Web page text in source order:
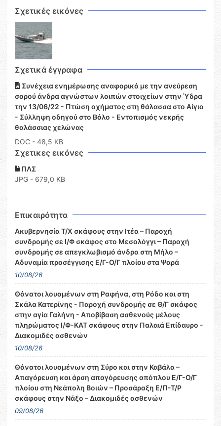
Σχετικές εικόνες
Σχετικά έγγραφα
Συνέχεια ενημέρωσης αναφορικά με την ανεύρεση
σορού άνδρα αγνώστων λοιπών στοιχείων στην Ύδρα
την 13/06/22 - Πτώση οχήματος στη θάλασσα στο Αίγιο
- Σύλληψη οδηγού στο Βόλο - Εντοπισμός νεκρής
θαλάσσιας χελώνας
DOC - 48,5 KB
Σχετικες εικόνες
ΠΛΣ
JPG - 679,0 KB
Επικαιρότητα
Ακυβερνησία Τ/Χ σκάφους στην Ιτέα – Παροχή
συνδρομής σε Ι/Φ σκάφος στο Μεσολόγγι – Παροχή
συνδρομής σε απεγκλωβισμό άνδρα στη Μήλο –
Αδυναμία προσέγγισης Ε/Γ-Ο/Γ πλοίου στα Ψαρά
10/08/26
Θάνατοι λουομένων στη Ραφήνα, στη Ρόδο και στη
Σκάλα Κατερίνης - Παροχή συνδρομής σε Θ/Γ σκάφος
στην αγία Γαλήνη - Αποβίβαση ασθενούς μέλους
πληρώματος Ι/Φ-ΚΑΤ σκάφους στην Παλαιά Επίδαυρο -
Διακομιδές ασθενών
10/08/26
Θάνατοι λουομένων στη Σύρο και στην Καβάλα –
Απαγόρευση και άρση απαγόρευσης απόπλου Ε/Γ-Ο/Γ
πλοίου στη Νεάπολη Βοιών – Προσάραξη Ε/Π-Τ/Ρ
σκάφους στην Νάξο – Διακομιδές ασθενών
09/08/26